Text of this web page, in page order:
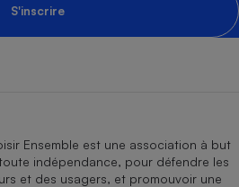
S'inscrire
Ensemble est une association à but
indépendance, pour défendre les
et des usagers, et promouvoir une